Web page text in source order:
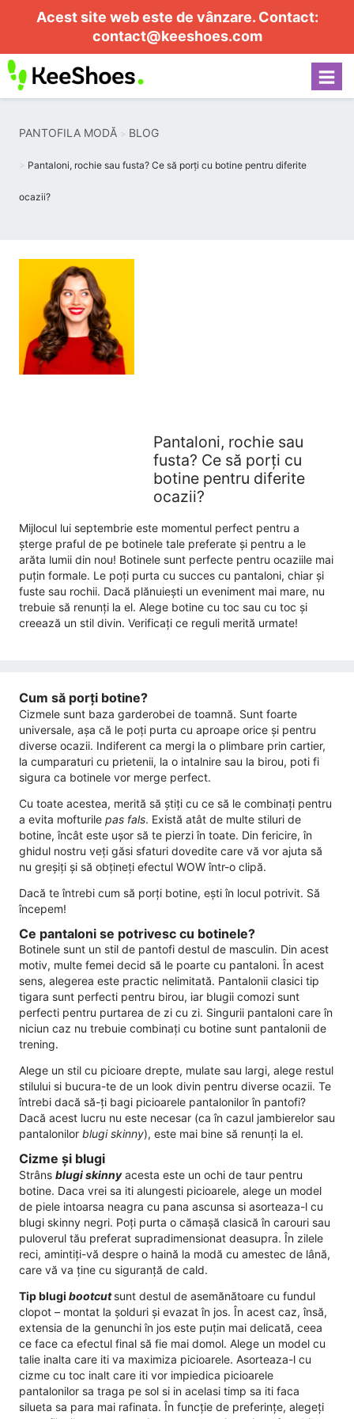
Acest site web este de vânzare. Contact:
contact@keeshoes.com
PANTOFILA MODĂ BLOG
Pantaloni, rochie sau fusta? Ce să porți cu botine pentru diferite
ocazii?
Pantaloni, rochie sau
fusta? Ce să porți cu
botine pentru diferite
ocazii?
Mijlocul lui septembrie este momentul perfect pentru a
șterge praful de pe botinele tale preferate și pentru a le
arăta lumii din nou! Botinele sunt perfecte pentru ocaziile mai
puțin formale. Le poți purta cu succes cu pantaloni, chiar și
fuste sau rochii. Dacă plănuiești un eveniment mai mare, nu
trebuie să renunți la el. Alege botine cu toc sau cu toc și
creează un stil divin. Verificați ce reguli merită urmate!
Cum să porți botine?
Cizmele sunt baza garderobei de toamnă. Sunt foarte
universale, așa că le poți purta cu aproape orice și pentru
diverse ocazii. Indiferent ca mergi la o plimbare prin cartier,
la cumparaturi cu prietenii, la o intalnire sau la birou, poti fi
sigura ca botinele vor merge perfect.
Cu toate acestea, merită să știți cu ce să le combinați pentru
a evita mofturile pas fals. Există atât de multe stiluri de
botine, încât este ușor să te pierzi în toate. Din fericire, în
ghidul nostru veți găsi sfaturi dovedite care vă vor ajuta să
nu greșiți și să obțineți efectul WOW într-o clipă.
Dacă te întrebi cum să porți botine, ești în locul potrivit. Să
începem!
Ce pantaloni se potrivesc cu botinele?
Botinele sunt un stil de pantofi destul de masculin. Din acest
motiv, multe femei decid să le poarte cu pantaloni. În acest
sens, alegerea este practic nelimitată. Pantalonii clasici tip
tigara sunt perfecti pentru birou, iar blugii comozi sunt
perfecti pentru purtarea de zi cu zi. Singurii pantaloni care în
niciun caz nu trebuie combinați cu botine sunt pantalonii de
trening.
Alege un stil cu picioare drepte, mulate sau largi, alege restul
stilului si bucura-te de un look divin pentru diverse ocazii. Te
întrebi dacă să-ți bagi picioarele pantalonilor în pantofi?
Dacă acest lucru nu este necesar (ca în cazul jambierelor sau
pantalonilor blugi skinny), este mai bine să renunți la el.
Cizme și blugi
Strâns blugi skinnyacesta este un ochi de taur pentru
botine. Daca vrei sa iti alungesti picioarele, alege un model
de piele intoarsa neagra cu pana ascunsa si asorteaza-l cu
blugi skinny negri. Poți purta o cămașă clasică în carouri sau
puloverul tău preferat supradimensionat deasupra. În zilele
reci, amintiți-vă despre o haină la modă cu amestec de lână,
care vă va ține cu siguranță de cald.
Tip blugi bootcutsunt destul de asemănătoare cu fundul
clopot – montat la șolduri și evazat în jos. În acest caz, însă,
extensia de la genunchi în jos este puțin mai delicată, ceea
ce face ca efectul final să fie mai domol. Alege un model cu
talie inalta care iti va maximiza picioarele. Asorteaza-l cu
cizme cu toc inalt care iti vor impiedica picioarele
pantalonilor sa traga pe sol si in acelasi timp sa iti faca
silueta sa para mai rafinata. În funcție de preferințe, alegeți